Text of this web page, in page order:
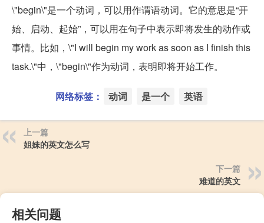
\"begin\"是一个动词，可以用作谓语动词。它的意思是“开
始、启动、起始”，可以用在句子中表示即将发生的动作或
事情。比如，\"I will begin my work as soon as I finish this
task.\"中，\"begin\"作为动词，表明即将开始工作。
网络标签： 动词 是一个 英语
上一篇
姐妹的英文怎么写
下一篇
难道的英文
相关问题